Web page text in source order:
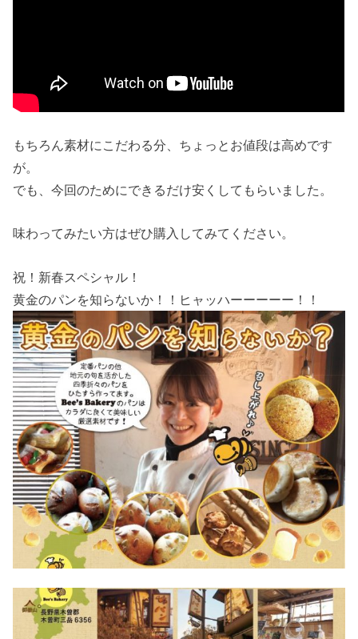
もちろん素材にこだわる分、ちょっとお値段は高めです
が。
でも、今回のためにできるだけ安くしてもらいました。
味わってみたい方はぜひ購入してみてください。
祝！新春スペシャル！
黄金のパンを知らないか！！ヒャッハーーーーー！！